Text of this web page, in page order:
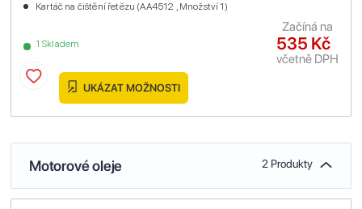
1 Skladem
Kartáč na čištění řetězu (AA4512 , Množství 1)
535 Kč
včetně DPH
Začíná na
UKÁZAT MOŽNOSTI
Motorové oleje 2 Produkty